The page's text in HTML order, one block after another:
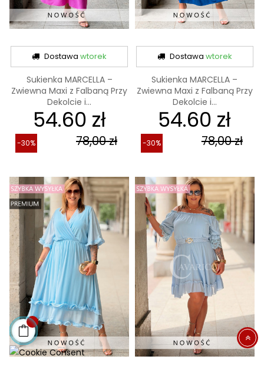
Dostawawtorek
Sukienka MARCELLA –
Zwiewna Maxi z Falbaną Przy
Dekolcie i...
54.60 zł
78,00 zł
-30%
Dostawa wtorek
Sukienka MARCELLA –
Zwiewna Maxi z Falbaną Przy
Dekolcie i...
54.60 zł
78,00 zł
-30%